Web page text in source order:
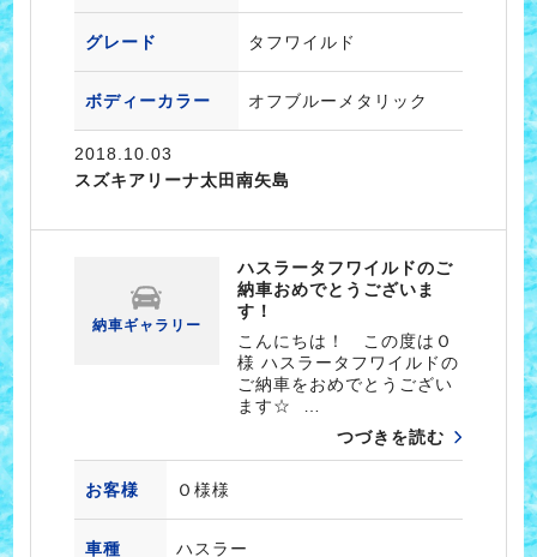
グレード タフワイルド
ボディーカラー オフブルーメタリック
2018.10.03
スズキアリーナ太田南矢島
納車ギャラリー
ハスラータフワイルドのご
納車おめでとうございま
す！
こんにちは！ この度はＯ
様 ハスラータフワイルドの
ご納車をおめでとうござい
ます☆ …
つづきを読む
お客様 Ｏ様様
車種 ハスラー